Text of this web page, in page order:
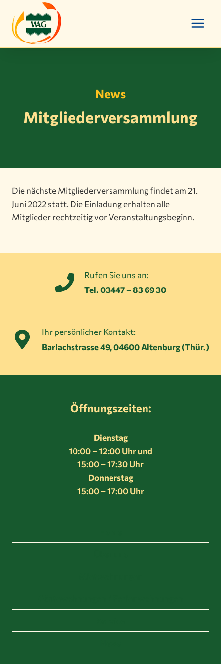
Inhalt
springen
News
Mitgliederversammlung
Die nächste Mitgliederversammlung findet am 21.
Juni 2022 statt. Die Einladung erhalten alle
Mitglieder rechtzeitig vor Veranstaltungsbeginn.
Rufen Sie uns an:
Tel. 03447 – 83 69 30
Ihr persönlicher Kontakt:
Barlachstrasse 49, 04600 Altenburg (Thür.)
Öffnungszeiten:
Dienstag
10:00 – 12:00 Uhr und
15:00 – 17:30 Uhr
Donnerstag
15:00 – 17:00 Uhr